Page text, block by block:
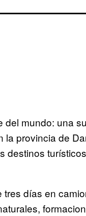
del mundo: una
la provincia de
destinos
días en